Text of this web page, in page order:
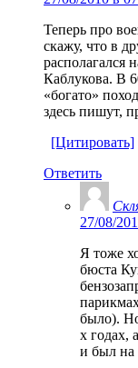
Теперь про
скажу, что в
располагался
Каблукова. В
«богато»
здесь пишут,
[Цитировать]
Ответить
27/08/
Я тоже
бюста
было).
х годах,
и был на